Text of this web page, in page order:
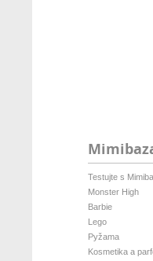
Testujte s
Monster High
Barbie
Lego
Pyžama
Kosmetika a